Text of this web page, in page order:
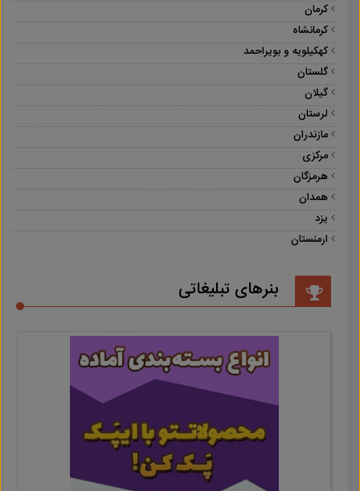
کرمان
کرمانشاه
کهکیلویه و بویراحمد
گلستان
گیلان
لرستان
مازندران
مرکزی
هرمزگان
همدان
یزد
ارمنستان
بنرهای تبلیغاتی